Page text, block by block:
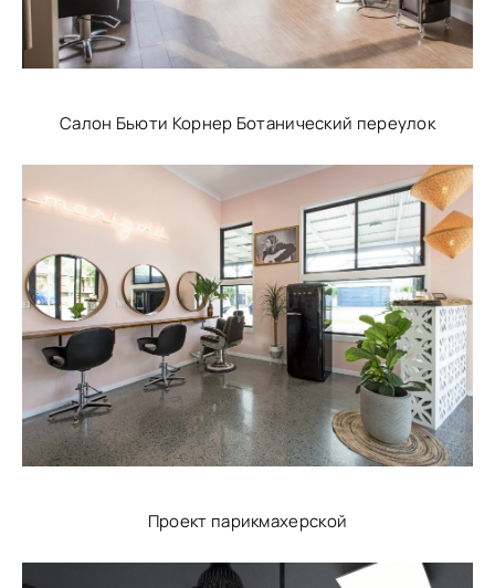
Салон Бьюти Корнер Ботанический переулок
Проект парикмахерской